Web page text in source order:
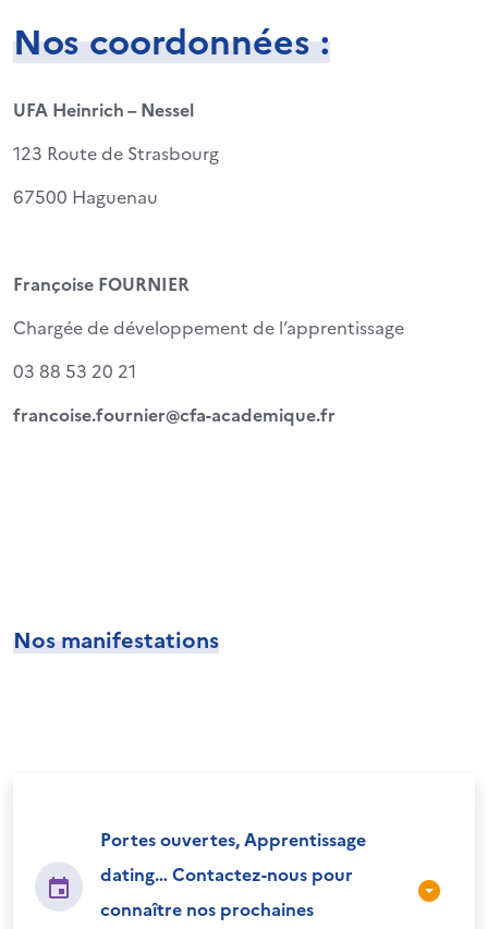
Nos coordonnées :
UFA Heinrich – Nessel
123 Route de Strasbourg
67500 Haguenau
Françoise FOURNIER
Chargée de développement de l’apprentissage
03 88 53 20 21
francoise.fournier@cfa-academique.fr
Nos manifestations
Portes ouvertes, Apprentissage
dating… Contactez-nous pour
connaître nos prochaines